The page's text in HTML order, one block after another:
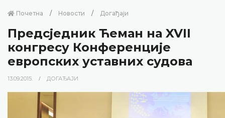
Почетна Новости Догађаји
Предсједник Ћеман на XVII
конгресу Конференције
европских уставних судова
13.09.2015. ДОГАЂАЈИ